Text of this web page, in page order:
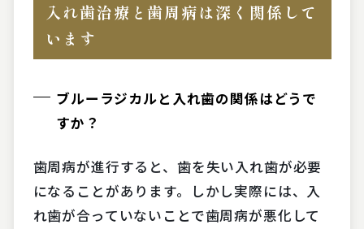
入れ歯治療と歯周病は深く関係して
います
ブルーラジカルと入れ歯の関係はどうで
すか？
歯周病が進行すると、歯を失い入れ歯が必要
になることがあります。しかし実際には、入
れ歯が合っていないことで歯周病が悪化して